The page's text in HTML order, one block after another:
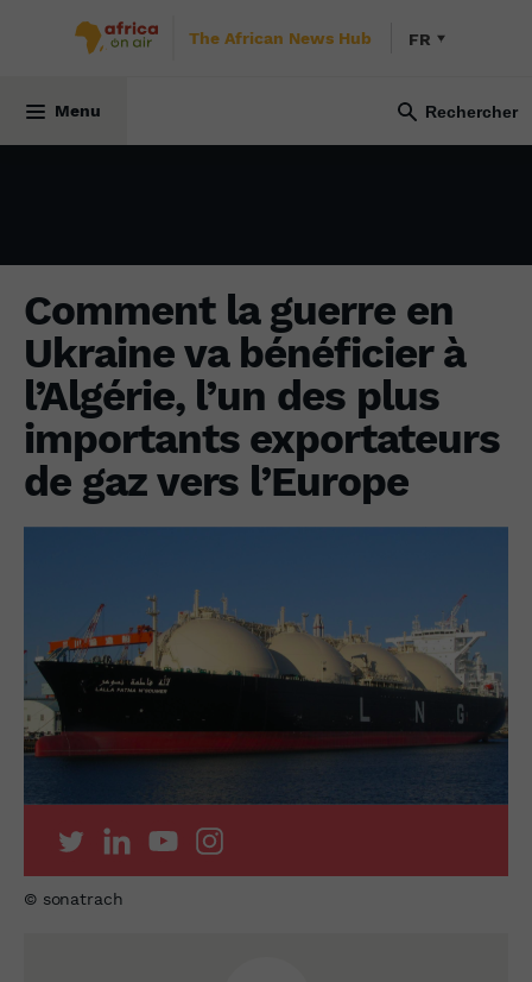
The African News Hub FR
Menu
Comment la guerre en
Ukraine va bénéficier à
l’Algérie, l’un des plus
importants exportateurs
de gaz vers l’Europe
© sonatrach